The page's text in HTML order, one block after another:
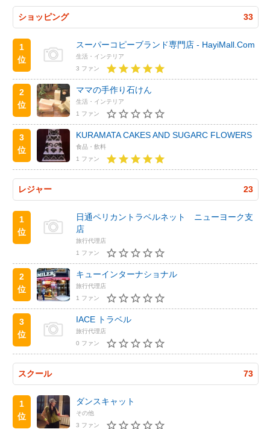
ショッピング 33
1
位
スーパーコピーブランド専門店 - HayiMall.Com
生活・インテリア
3 ファン
2
位
ママの手作り石けん
生活・インテリア
1 ファン
3
位
KURAMATA CAKES AND SUGARC FLOWERS
食品・飲料
1 ファン
レジャー 23
1
位
日通ペリカントラベルネット ニューヨーク支
店
旅行代理店
1 ファン
2
位
キューインターナショナル
旅行代理店
1 ファン
3
位
IACE トラベル
旅行代理店
0 ファン
スクール 73
1
位
ダンスキャット
その他
3 ファン